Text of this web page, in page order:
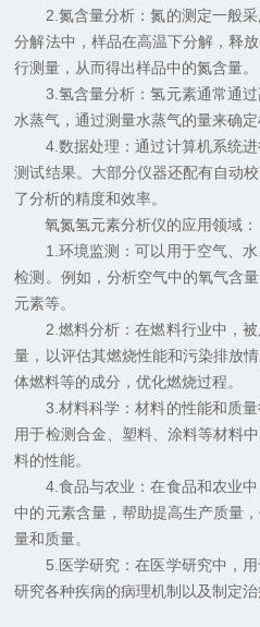
2.氮含量分析：氮的测定一般采
分解法中，样品在高温下分解，释
行测量，从而得出样品中的氮含量。
3.氢含量分析：氢元素通常通过
水蒸气，通过测量水蒸气的量来确定
4.数据处理：通过计算机系统进
测试结果。大部分仪器还配有自动
了分析的精度和效率。
氧氮氢元素分析仪的应用领域：
1.环境监测：可以用于空气、水
检测。例如，分析空气中的氧气含
元素等。
2.燃料分析：在燃料行业中，被
量，以评估其燃烧性能和污染排放
体燃料等的成分，优化燃烧过程。
3.材料科学：材料的性能和质量
用于检测合金、塑料、涂料等材料
料的性能。
4.食品与农业：在食品和农业中
中的元素含量，帮助提高生产质量
量和质量。
5.医学研究：在医学研究中，用
研究各种疾病的病理机制以及制定治